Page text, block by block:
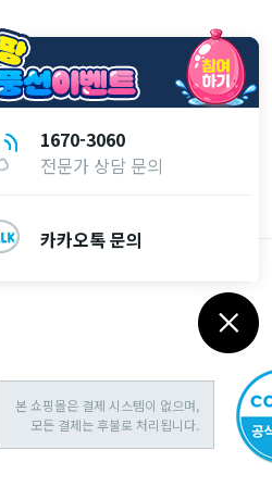
본 쇼핑몰은 결제 시스템이 없으며,
모든 결제는 후불로 처리됩니다.
1670-3060
전문가 상담 문의
카카오톡 문의